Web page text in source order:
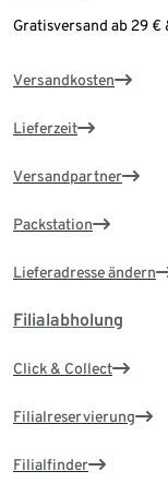
Gratisversand ab 29 €
Versandkosten
Lieferzeit
Versandpartner
Packstation
Lieferadresse ändern
Filialabholung
Click & Collect
Filialreservierung
Filialfinder